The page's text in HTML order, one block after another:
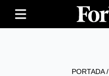
PORTADA/